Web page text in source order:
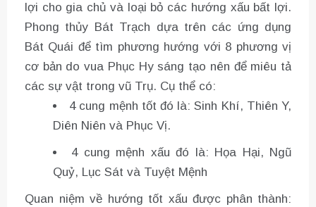
lợi cho gia chủ và loại bỏ các hướng xấu bất lợi.
Phong thủy Bát Trạch dựa trên các ứng dụng
Bát Quái để tìm phương hướng với 8 phương vị
cơ bản do vua Phục Hy sáng tạo nên để miêu tả
các sự vật trong vũ Trụ. Cụ thể có:
4 cung mệnh tốt đó là: Sinh Khí, Thiên Y,
Diên Niên và Phục Vị.
4 cung mệnh xấu đó là: Họa Hại, Ngũ
Quỷ, Lục Sát và Tuyệt Mệnh
Quan niệm về hướng tốt xấu được phân thành: